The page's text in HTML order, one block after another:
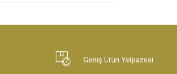
Geniş Ürün Yelpazesi